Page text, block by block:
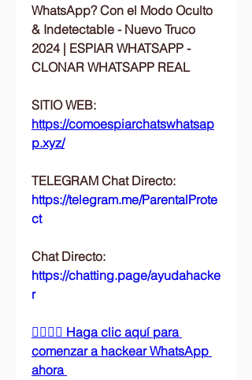
WhatsApp? Con el Modo Oculto
& Indetectable - Nuevo Truco
2024 | ESPIAR WHATSAPP -
CLONAR WHATSAPP REAL
https://comoespiarchatswhatsap
p.xyz/
TELEGRAM Chat Directo:
https://telegram.me/ParentalProte
ct
Chat Directo:
https://chatting.page/ayudahacke
r
👉🏻👉🏻 Haga clic aquí para
comenzar a hackear WhatsApp
ahora